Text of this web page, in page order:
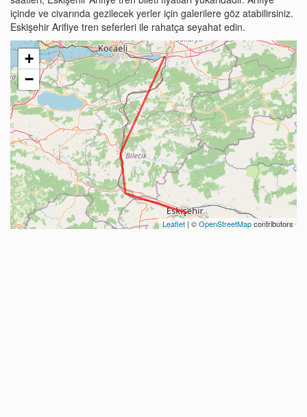
içinde ve civarında gezilecek yerler için galerilere göz atabilirsiniz.
Eskişehir Arifiye tren seferleri ile rahatça seyahat edin.
+
−
Leaflet| ©OpenStreetMapcontributors